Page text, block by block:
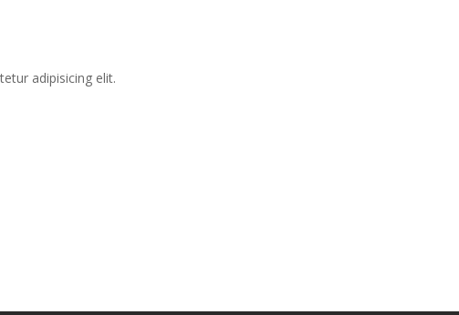
adipisicing elit.